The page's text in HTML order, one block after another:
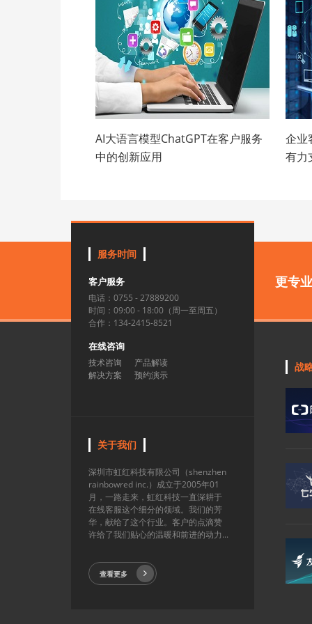
AI大语言模型ChatGPT在客户服务
中的创新应用
企业
有力
更专
服务时间
客户服务
电话：0755 - 27889200
时间：09:00 - 18:00（周一至周五）
合作：134-2415-8521
在线咨询
技术咨询
产品解读
解决方案
预约演示
关于我们
深圳市虹红科技有限公司（shenzhen
rainbowred inc.）成立于2005年01
月，一路走来，虹红科技一直深耕于
在线客服这个细分的领域。我们的芳
华，献给了这个行业。客户的点滴赞
许给了我们贴心的温暖和前进的动力...
查看更多
战